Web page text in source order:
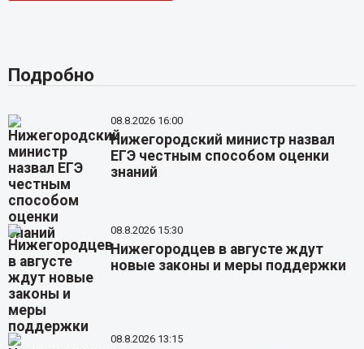
Подробно
08.8.2026 16:00
Нижегородский министр назвал
ЕГЭ честным способом оценки
знаний
08.8.2026 15:30
Нижегородцев в августе ждут
новые законы и меры поддержки
08.8.2026 13:15